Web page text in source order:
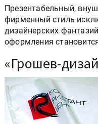
Презентабельный,
фирменный стиль
дизайнерских
оформления
«Грошев-